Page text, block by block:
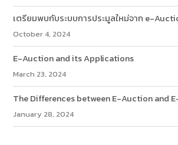
Channel ID
Basic settings
เตรียมพบกับระบบการประมูลใหม่จาก e-
October 4, 2024
E-Auction and its Applications
March 23, 2024
The Differences between E-Auction and
January 28, 2024